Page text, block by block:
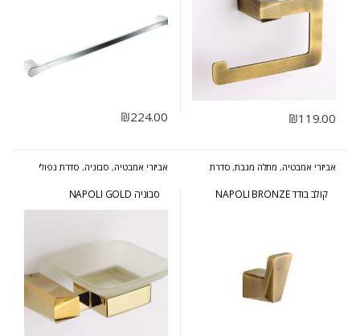
₪119.00
₪224.00
אביזרי אמבטיה, מתלה מגבת, סדרת
קולב בודד NAPOLI BRONZE
אביזרי אמבטיה, סבוניה, סדרת נפולי
סבוניה NAPOLI GOLD